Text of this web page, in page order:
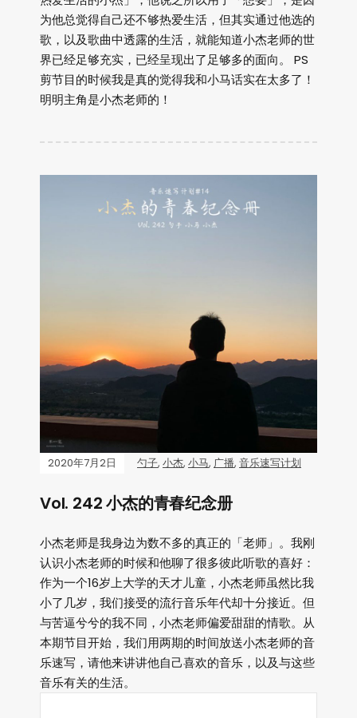
为他总觉得自己还不够热爱生活，但其实通过他选的
歌，以及歌曲中透露的生活，就能知道小杰老师的世
界已经足够充实，已经呈现出了足够多的面向。 PS
剪节目的时候我是真的觉得我和小马话实在太多了！
明明主角是小杰老师的！
2020年7月2日 勺子, 小杰, 小马, 广播, 音乐速写计划
Vol. 242 小杰的青春纪念册
小杰老师是我身边为数不多的真正的「老师」。我刚
认识小杰老师的时候和他聊了很多彼此听歌的喜好：
作为一个16岁上大学的天才儿童，小杰老师虽然比我
小了几岁，我们接受的流行音乐年代却十分接近。但
与苦逼兮兮的我不同，小杰老师偏爱甜甜的情歌。从
本期节目开始，我们用两期的时间放送小杰老师的音
乐速写，请他来讲讲他自己喜欢的音乐，以及与这些
音乐有关的生活。